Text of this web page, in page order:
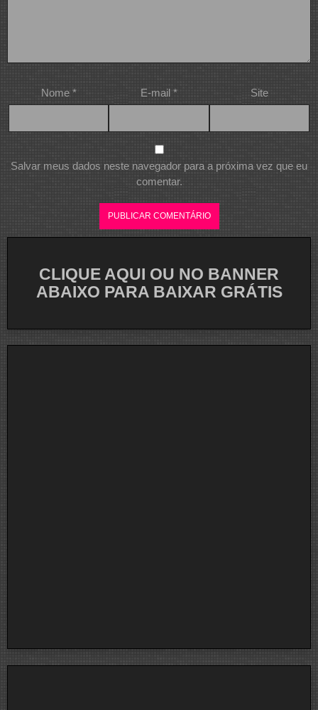
Nome * E-mail * Site
Salvar meus dados neste navegador para a próxima vez que eu
comentar.
CLIQUE AQUI OU NO BANNER
ABAIXO PARA BAIXAR GRÁTIS